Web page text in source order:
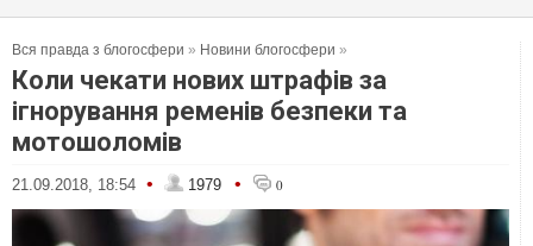
Вся правда з блогосфери » Новини блогосфери »
Коли чекати нових штрафів за
ігнорування ременів безпеки та
мотошоломів
21.09.2018, 18:54 • 1979 • 0